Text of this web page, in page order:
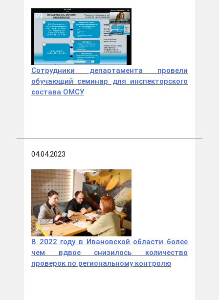
Сотрудники департамента провели
обучающий семинар для инспекторского
состава ОМСУ
04.04.2023
В 2022 году в Ивановской области более
чем вдвое снизилось количество
проверок по региональному контролю